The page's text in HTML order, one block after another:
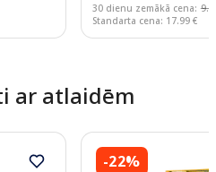
30 dienu zemākā cena:
Standarta cena: 17.99 €
ar atlaidēm
-22%